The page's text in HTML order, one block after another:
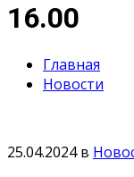
16.00
Главная
Новости
25.04.2024в